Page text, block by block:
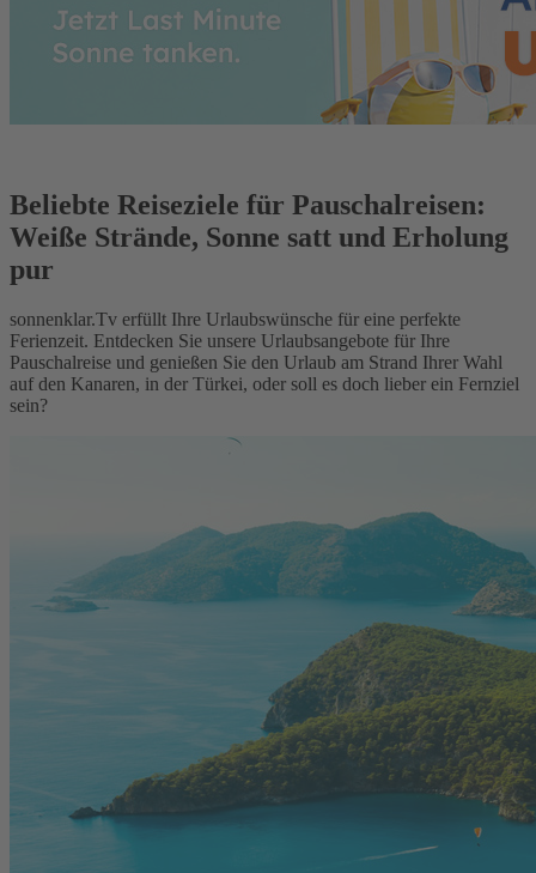
Beliebte Reiseziele für Pauschalreisen:
Weiße Strände, Sonne satt und Erholung
pur
sonnenklar.Tv erfüllt Ihre Urlaubswünsche für eine perfekte
Ferienzeit. Entdecken Sie unsere Urlaubsangebote für Ihre
Pauschalreise und genießen Sie den Urlaub am Strand Ihrer Wahl
auf den Kanaren, in der Türkei, oder soll es doch lieber ein Fernziel
sein?